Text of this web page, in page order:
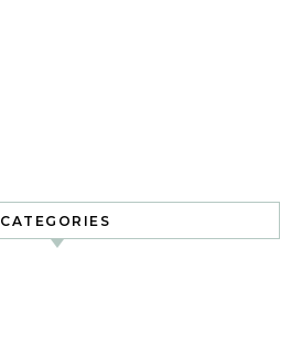
CATEGORIES